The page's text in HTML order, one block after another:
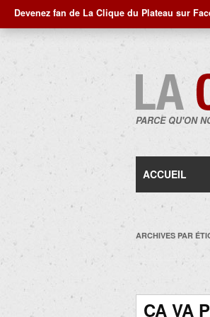
Devenez fan de La Clique du Plateau sur
PARCE QU'ON
ACCUEIL
ARCHIVES PAR
ÇA VA